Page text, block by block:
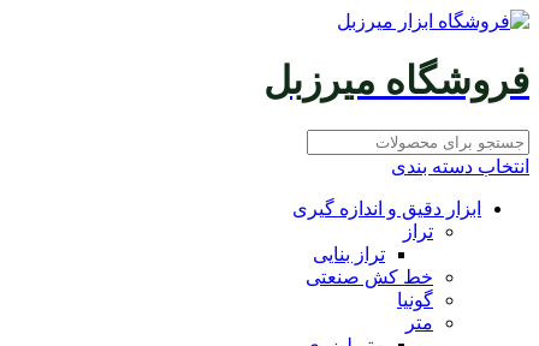
فروشگاه میرزبل
انتخاب دسته بندی
ابزار دقیق و اندازه گیری
تراز
تراز بنایی
خط کش صنعتی
گونیا
متر